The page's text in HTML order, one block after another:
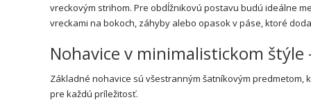
vreckovým strihom. Pre obdĺžnikovú postavu budú ideálne
vreckami na bokoch, záhyby alebo opasok v páse, ktoré
Nohavice v minimalistickom štýle
Základné nohavice sú všestranným šatníkovým
pre každú príležitosť.